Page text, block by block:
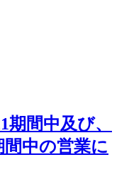
間中及び、
間中の営業に